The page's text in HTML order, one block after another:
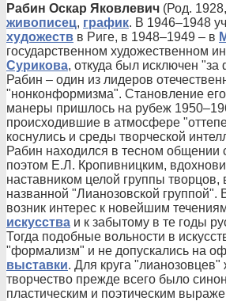
Рабин Оскар Яковлевич (Род. 1928,
живописец, график. В 1946–1948
художеств в Риге, в 1948–1949 – в
государственном художественном
Сурикова, откуда был исключен
Рабин – один из лидеров
"нонконформизма". Становление
манеры пришлось на рубеж
происходившие в атмосфере
коснулись и среды творческой
Рабин находился в тесном общении
поэтом Е.Л. Кропивницким,
наставником целой группы творцов,
названной "Лианозовской группой".
возник интерес к новейшим
искусства и к забытому в те годы
Тогда подобные вольности в
"формализм" и не допускались на
выставки. Для круга
творчество прежде всего было
пластическим и поэтическим